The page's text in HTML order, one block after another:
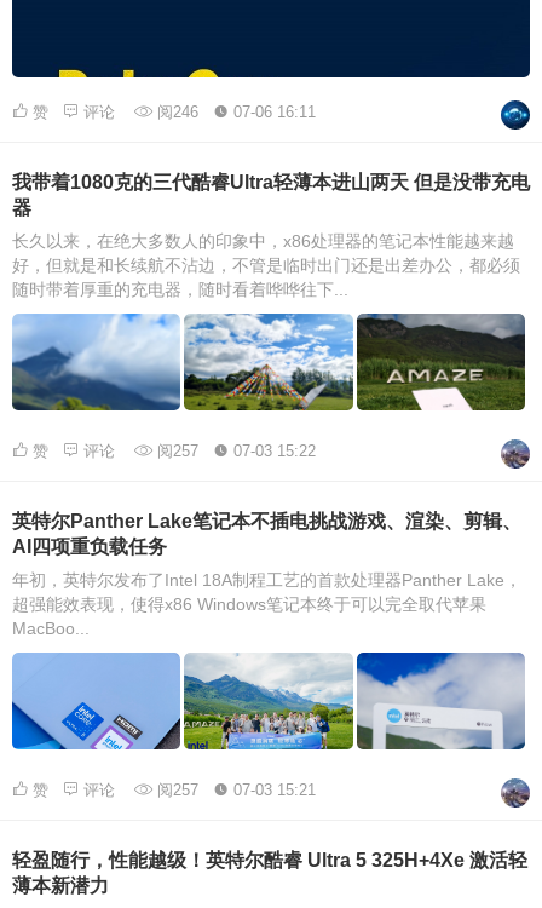
赞 评论 阅246 07-06 16:11
我带着1080克的三代酷睿Ultra轻薄本进山两天 但是没带充电
器
长久以来，在绝大多数人的印象中，x86处理器的笔记本性能越来越
好，但就是和长续航不沾边，不管是临时出门还是出差办公，都必须
随时带着厚重的充电器，随时看着哗哗往下...
赞 评论 阅257 07-03 15:22
英特尔Panther Lake笔记本不插电挑战游戏、渲染、剪辑、
AI四项重负载任务
年初，英特尔发布了Intel 18A制程工艺的首款处理器Panther Lake，
超强能效表现，使得x86 Windows笔记本终于可以完全取代苹果
MacBoo...
赞 评论 阅257 07-03 15:21
轻盈随行，性能越级！英特尔酷睿 Ultra 5 325H+4Xe 激活轻
薄本新潜力